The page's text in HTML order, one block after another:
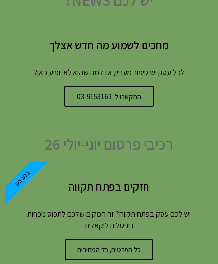
מחכים לשמוע מה חדש אצלך
לכל עסק יש סיפור מעניין, אז למה שהוא לא יופיע כאן?
התקשרו ל: 03-9153169
רכיבי פרסום יוני-יולי 26
חזקים בפתח תקווה
יש לכם עסק בפתח תקווה? זה המקום שלכם לתפוס נוכחות
דיגיטלית לוקאלית
כל הפרטים, כל המחירים
במבצע!